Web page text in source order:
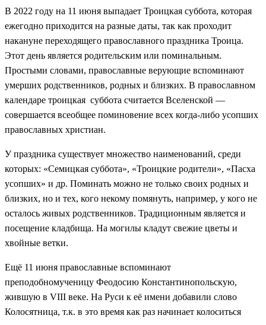
В 2022 году на 11 июня выпадает Троицкая суббота, которая
ежегодно приходится на разные даты, так как проходит
накануне переходящего православного праздника Троица.
Этот день является родительским или поминальным.
Простыми словами, православные верующие вспоминают
умерших родственников, родных и близких. В православном
календаре троицкая суббота считается Вселенской —
совершается всеобщее поминовение всех когда-либо усопших
православных христиан.
У праздника существует множество наименований, среди
которых: «Семицкая суббота», «Троицкие родители», «Пасха
усопших» и др. Поминать можно не только своих родных и
близких, но и тех, кого некому помянуть, например, у кого не
осталось живых родственников. Традиционным является и
посещение кладбища. На могилы кладут свежие цветы и
хвойные ветки.
Ещё 11 июня православные вспоминают
преподобномученицу Феодосию Константинопольскую,
жившую в VIII веке. На Руси к её имени добавили слово
Колосятница, т.к. в это время как раз начинает колоситься